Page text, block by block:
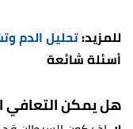
للمزيد:تحليل الدم
أسئلة شائعة
هل يمكن التعافي